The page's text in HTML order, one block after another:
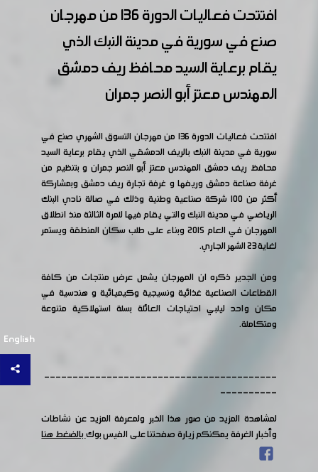
English
افتتحت فعاليات الدورة ١٣٦ من مهرجان
صنع في سورية في مدينة النبك الذي
يقام برعاية السيد محافظ ريف دمشق
المهندس معتز أبو النصر جمران
افتتحت فعاليات الدورة ١٣٦ من مهرجان التسوق الشهري صنع في
سورية في مدينة النبك بالريف الدمشقي الذي يقام برعاية السيد
محافظ ريف دمشق المهندس معتز أبو النصر جمران و بتنظيم من
غرفة صناعة دمشق وريفها و غرفة تجارة ريف دمشق وبمشاركة
أكثر من ١٠٠ شركة صناعية وطنية وذلك في صالة نادي البنك
الرياضي في مدينة النبك والتي يقام فيها للمرة الثالثة منذ انطلاق
المهرجان في العام ٢٠١٥ وبناء على طلب سكان المنطقة ويستمر
لغاية ٢٣ الشهر الجاري.
ومن الجدير ذكره ان المهرجان يشمل عرض منتجات من كافة
القطاعات الصناعية غذائية ونسيجية وكيميائية و هندسية في
مكان واحد ليلبي احتياجات العائلة بسلة استهلاكية متنوعة
ومتكاملة.
-----------------------------------------
----------
لمشاهدة المزيد من صور هذا الخبر ولمعرفة المزيد عن نشاطات
وأخبار الغرفة يمكنكم زيارة صفحتنا على الفيس بوكبالضغط هنا